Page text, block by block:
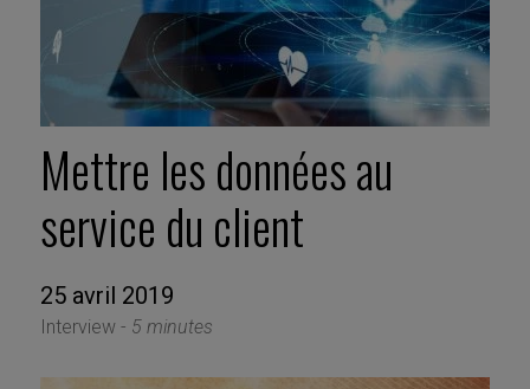
Mettre les données au
service du client
25 avril 2019
Interview - 5 minutes